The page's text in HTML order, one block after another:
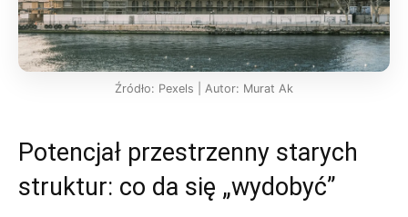
Źródło: Pexels | Autor: Murat Ak
Potencjał przestrzenny starych
struktur: co da się „wydobyć”